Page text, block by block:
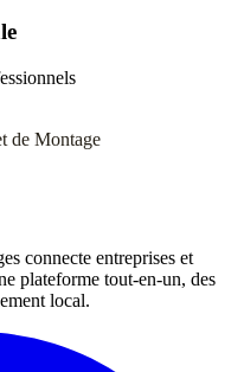
de Montage
connecte entreprises et
plateforme tout-en-un, des
local.